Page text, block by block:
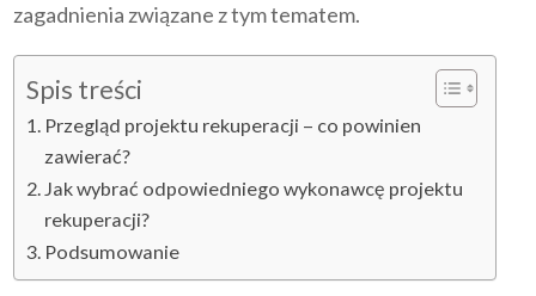
zagadnienia związane z tym tematem.
Spis treści
Przegląd projektu rekuperacji – co powinien
zawierać?
Jak wybrać odpowiedniego wykonawcę projektu
rekuperacji?
Podsumowanie